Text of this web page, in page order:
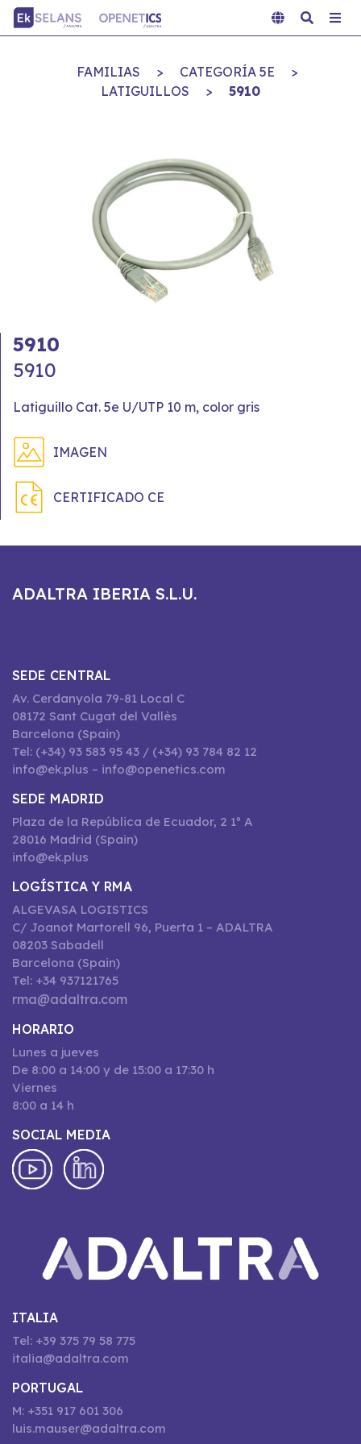
FAMILIAS > CATEGORÍA 5E
>
LATIGUILLOS
> 5910
5910
5910
Latiguillo Cat. 5e U/UTP 10 m, color gris
IMAGEN
CERTIFICADO CE
ADALTRA IBERIA S.L.U.
SEDE CENTRAL
Av. Cerdanyola 79-81 Local C
08172 Sant Cugat del Vallès
Barcelona (Spain)
Tel: (+34) 93 583 95 43 / (+34) 93 784 82 12
info@ek.plus – info@openetics.com
SEDE MADRID
Plaza de la República de Ecuador, 2 1º A
28016 Madrid (Spain)
info@ek.plus
LOGÍSTICA Y RMA
ALGEVASA LOGISTICS
C/ Joanot Martorell 96, Puerta 1 – ADALTRA
08203 Sabadell
Barcelona (Spain)
Tel: +34 937121765
rma@adaltra.com
HORARIO
Lunes a jueves
De 8:00 a 14:00 y de 15:00 a 17:30 h
Viernes
8:00 a 14 h
SOCIAL MEDIA
ITALIA
Tel: +39 375 79 58 775
italia@adaltra.com
PORTUGAL
M: +351 917 601 306
luis.mauser@adaltra.com